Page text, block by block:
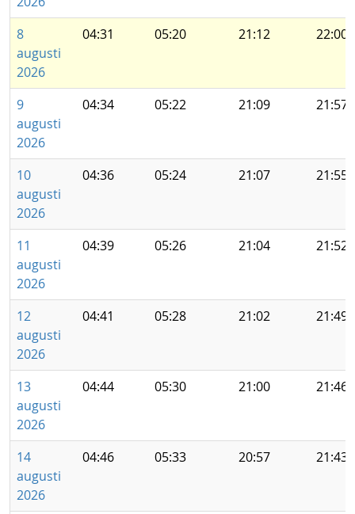
8
augusti
2026
04:31 05:20 21:12 22:00
9
augusti
2026
04:34 05:22 21:09 21:57
10
augusti
2026
04:36 05:24 21:07 21:55
11
augusti
2026
04:39 05:26 21:04 21:52
12
augusti
2026
04:41 05:28 21:02 21:49
13
augusti
2026
04:44 05:30 21:00 21:46
14
augusti
2026
04:46 05:33 20:57 21:43